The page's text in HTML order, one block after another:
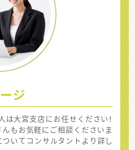
ジ
は大宮支店にお任せください！
もお気軽にご相談くださいま
ついてコンサルタントより詳し